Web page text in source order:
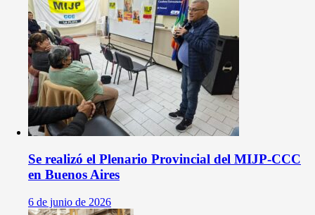
Se realizó el Plenario Provincial del MIJP-CCC
en Buenos Aires
6 de junio de 2026